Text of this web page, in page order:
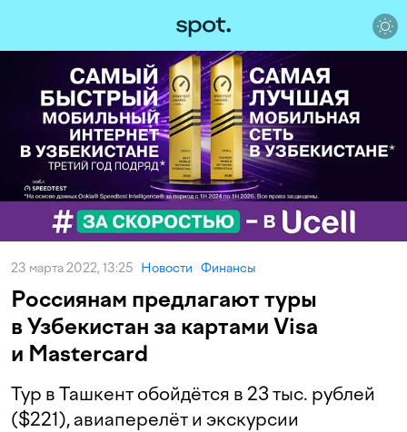
23 марта 2022, 13:25 Новости Финансы
Россиянам предлагают туры
в Узбекистан за картами Visa
и Mastercard
Тур в Ташкент обойдётся в 23 тыс. рублей
($221), авиаперелёт и экскурсии